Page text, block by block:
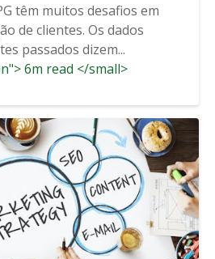
têm muitos desafios em
de clientes. Os dados
passados dizem...
6m read </small>